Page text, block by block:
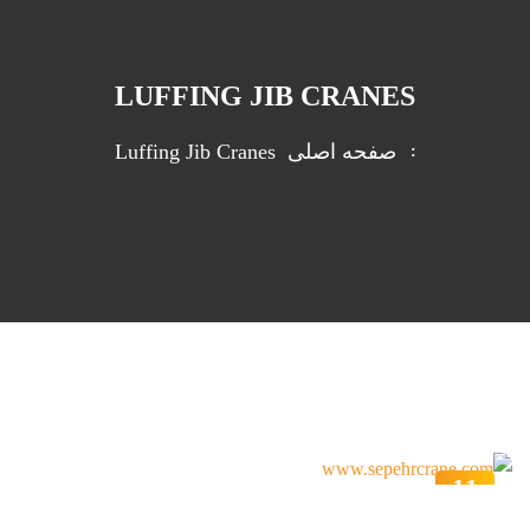
LUFFING JIB CRANES
صفحه اصلیLuffing Jib Cranes
11